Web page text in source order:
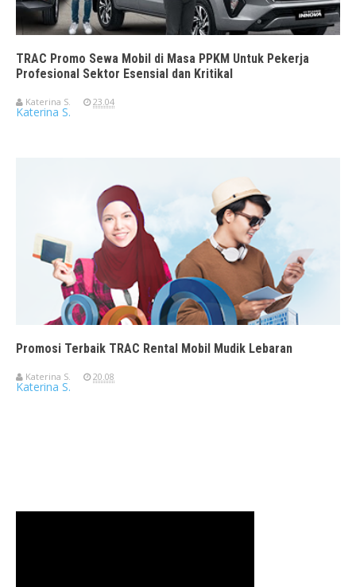
TRAC Promo Sewa Mobil di Masa PPKM Untuk Pekerja
Profesional Sektor Esensial dan Kritikal
Katerina S. 23.04
Katerina S.
Promosi Terbaik TRAC Rental Mobil Mudik Lebaran
Katerina S. 20.08
Katerina S.